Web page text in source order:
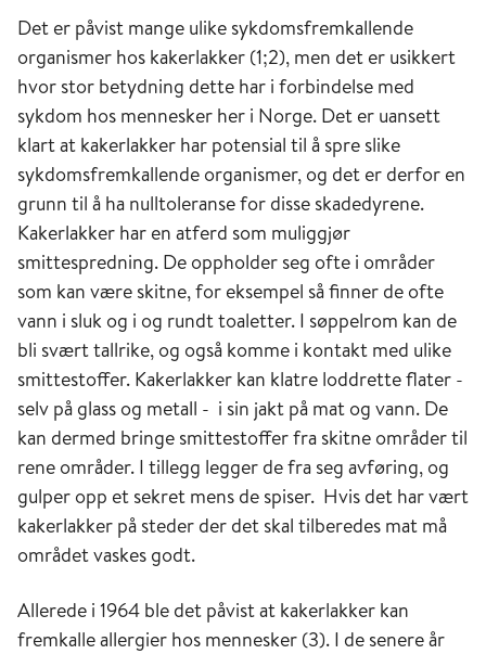
Det er påvist mange ulike sykdomsfremkallende
organismer hos kakerlakker (1;2), men det er usikkert
hvor stor betydning dette har i forbindelse med
sykdom hos mennesker her i Norge. Det er uansett
klart at kakerlakker har potensial til å spre slike
sykdomsfremkallende organismer, og det er derfor en
grunn til å ha nulltoleranse for disse skadedyrene.
Kakerlakker har en atferd som muliggjør
smittespredning. De oppholder seg ofte i områder
som kan være skitne, for eksempel så finner de ofte
vann i sluk og i og rundt toaletter. I søppelrom kan de
bli svært tallrike, og også komme i kontakt med ulike
smittestoffer. Kakerlakker kan klatre loddrette flater -
selv på glass og metall - i sin jakt på mat og vann. De
kan dermed bringe smittestoffer fra skitne områder til
rene områder. I tillegg legger de fra seg avføring, og
gulper opp et sekret mens de spiser. Hvis det har vært
kakerlakker på steder der det skal tilberedes mat må
området vaskes godt.
Allerede i 1964 ble det påvist at kakerlakker kan
fremkalle allergier hos mennesker (3). I de senere år